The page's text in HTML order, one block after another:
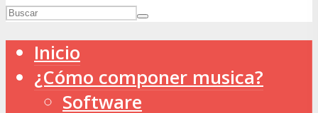
Inicio
¿Cómo componer musica?
Software